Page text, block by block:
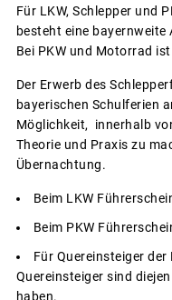
Für LKW, Schlepper und
besteht eine
Bei PKW und Motorrad
Der Erwerb des
bayerischen Schulferien
Möglichkeit, innerhalb
Theorie und Praxis zu
Übernachtung.
Beim LKW
Beim PKW
Für Quereinsteiger der
Quereinsteiger sind
haben.